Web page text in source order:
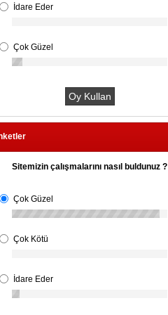
İdare Eder
Çok Güzel
Sitemizin çalışmalarını nasıl buldunuz ?
Çok Güzel
Çok Kötü
İdare Eder